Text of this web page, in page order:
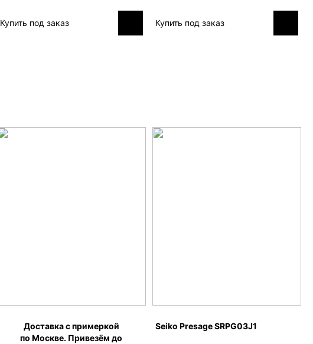
Купить под заказ Купить под заказ
Доставка с примеркой
по Москве. Привезём до
Seiko Presage SRPG03J1